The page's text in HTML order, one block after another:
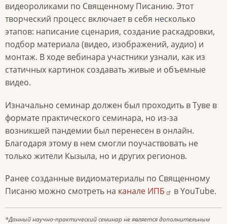
видеороликами по Священному Писанию. Этот
творческий процесс включает в себя несколько
этапов: написание сценария, создание раскадровки,
подбор материала (видео, изображений, аудио) и
монтаж. В ходе вебинара участники узнали, как из
статичных картинок создавать живые и объемные
видео.
Изначально семинар должен был проходить в Туве в
формате практического семинара, но из-за
возникшей пандемии был перенесен в онлайн.
Благодаря этому в нем смогли поучаствовать не
только жители Кызыла, но и других регионов.
Ранее созданные видиоматериалы по Священному
Писаню можно смотреть на канале ИПБ в YouTube.
*Данный научно-практический семинар не является дополнительным